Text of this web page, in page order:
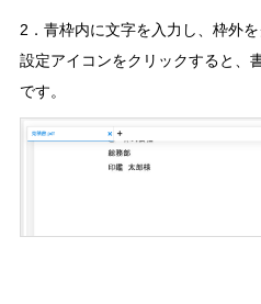
2．青枠内に文字を入力し、枠外
設定アイコンをクリックすると、
です。